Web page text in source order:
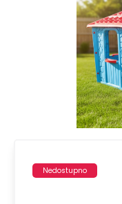
Nedostupno